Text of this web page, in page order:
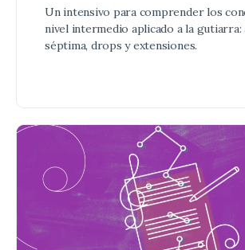
Un intensivo para comprender los
nivel intermedio aplicado a la gutiarra:
séptima, drops y extensiones.